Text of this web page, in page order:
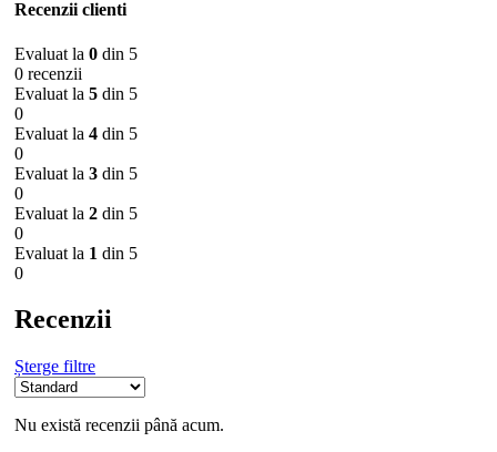
Recenzii clienti
Evaluat la 0 din 5
0 recenzii
Evaluat la 5 din 5
0
Evaluat la 4 din 5
0
Evaluat la 3 din 5
0
Evaluat la 2 din 5
0
Evaluat la 1 din 5
0
Recenzii
Șterge filtre
Nu există recenzii până acum.